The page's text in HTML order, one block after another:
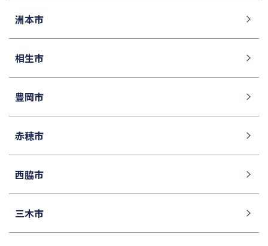
洲本市
相生市
豊岡市
赤穂市
西脇市
三木市